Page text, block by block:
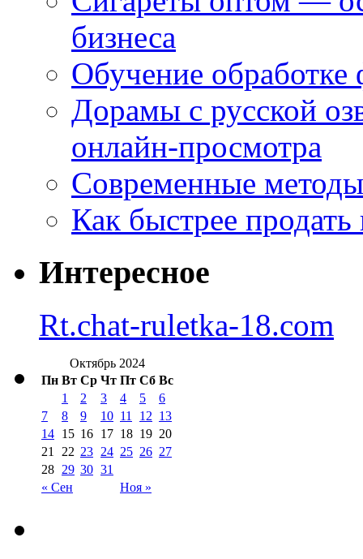
бизнеса
Обучение
Дорамы с русской
онлайн-просмотра
Современные
Как быстрее
Интересное
Rt.chat-ruletka-18.com
Октябрь 2024
Пн Вт Ср Чт Пт Сб Вс
« Сен Ноя »
1 2 3 4 5
6
7
8 9 10 11 12 13
14 15 16 17 18 19 20
21
22 23 24 25 26 27
28 29 30 31